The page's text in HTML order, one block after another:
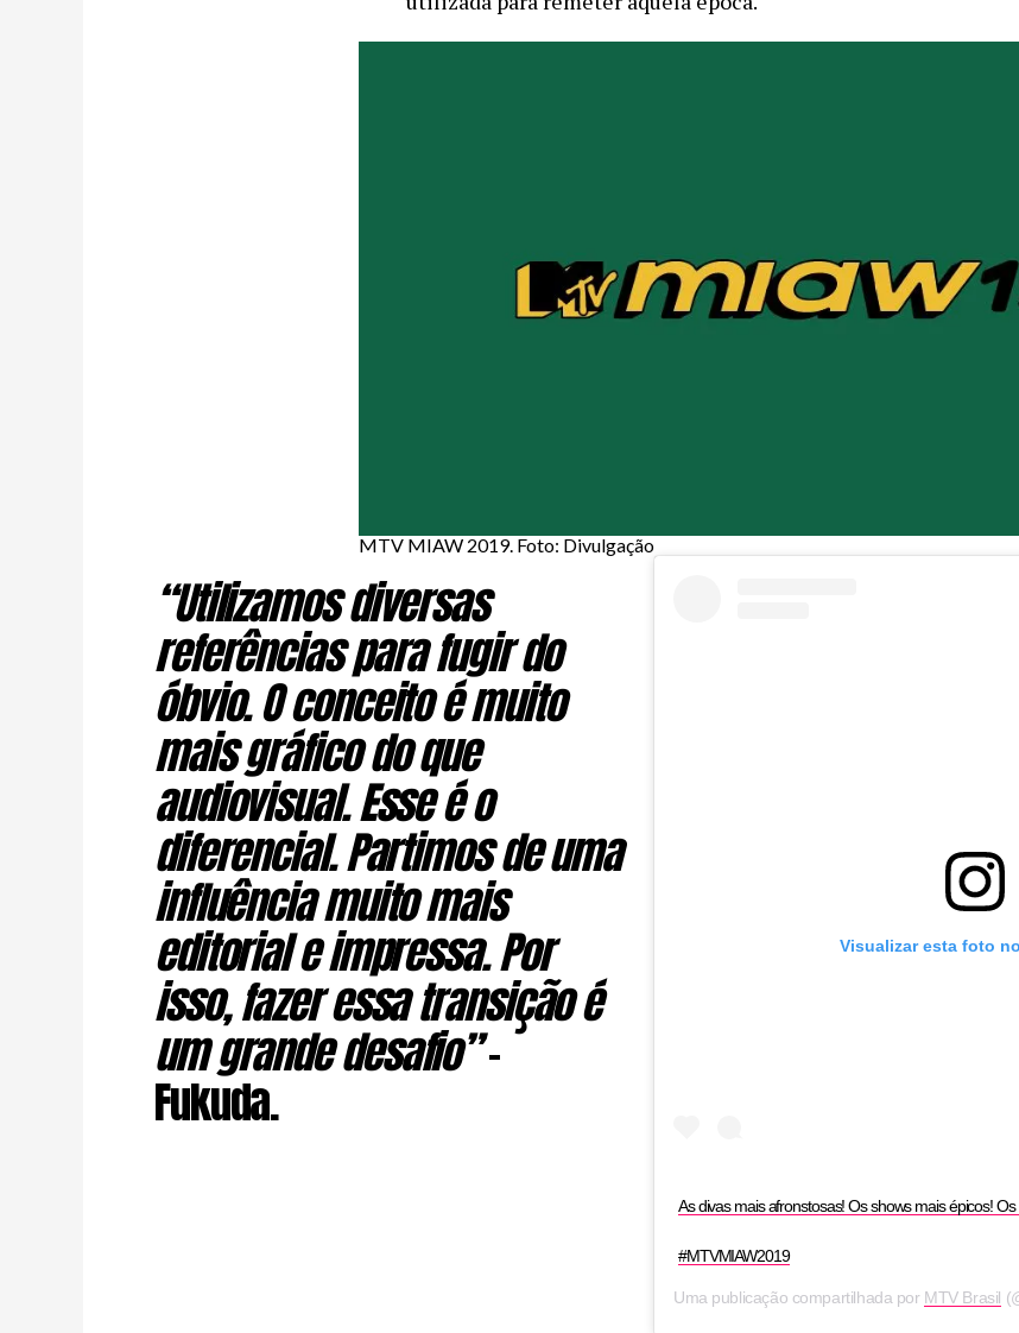
MTV MIAW 2019. Foto: Divulgação
“Utilizamos diversas
referências para fugir do
óbvio. O conceito é muito
mais gráfico do que
audiovisual. Esse é o
diferencial. Partimos de uma
influência muito mais
editorial e impressa. Por
isso, fazer essa transição é
um grande desafio”–
Fukuda.
Visualizar esta foto
As divas mais afronstosas! Os shows mais épicos!
#MTVMIAW2019
Uma publicação compartilhada por MTV Brasil